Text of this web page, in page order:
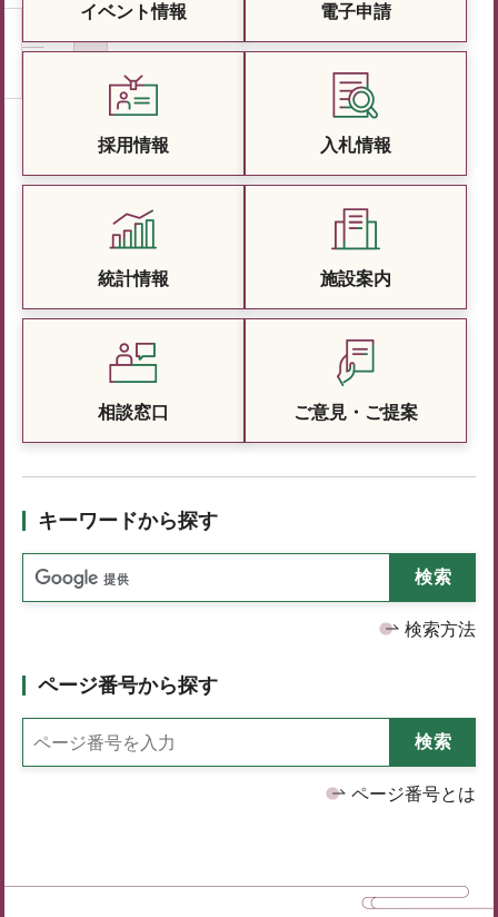
イベント情報 電子申請
採用情報 入札情報
統計情報 施設案内
相談窓口 ご意見・ご提案
キーワードから探す
検索方法
ページ番号から探す
ページ番号とは